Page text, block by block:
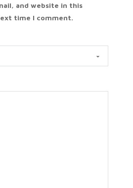
and website in this
time I comment.